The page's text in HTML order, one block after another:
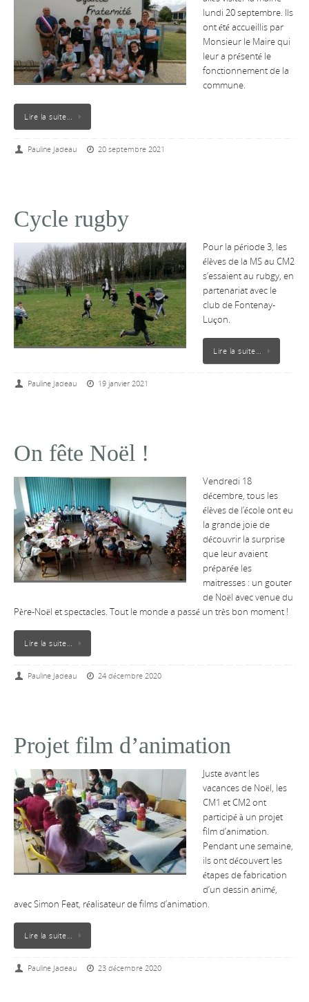
lundi 20 septembre. Ils
ont été accueillis par
Monsieur le Maire qui
leur a présenté le
fonctionnement de la
commune.
Lire la suite…
Pauline Jadeau 20 septembre 2021
Cycle rugby
Pour la période 3, les
élèves de la MS au CM2
s’essaient au rubgy, en
partenariat avec le
club de Fontenay-
Luçon.
Lire la suite…
Pauline Jadeau 19 janvier 2021
On fête Noël !
Vendredi 18
décembre, tous les
élèves de l’école ont eu
la grande joie de
découvrir la surprise
que leur avaient
préparée les
maitresses : un gouter
de Noël avec venue du
Père-Noël et spectacles. Tout le monde a passé un très bon moment !
Lire la suite…
Pauline Jadeau 24 décembre 2020
Projet film d’animation
Juste avant les
vacances de Noël, les
CM1 et CM2 ont
participé à un projet
film d’animation.
Pendant une semaine,
ils ont découvert les
étapes de fabrication
d’un dessin animé,
avec Simon Feat, réalisateur de films d’animation.
Lire la suite…
Pauline Jadeau 23 décembre 2020